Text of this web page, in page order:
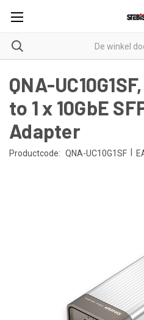
QNA-
to 1 x 10GbE
Adapter
Productcode: QNA-UC10G1SF